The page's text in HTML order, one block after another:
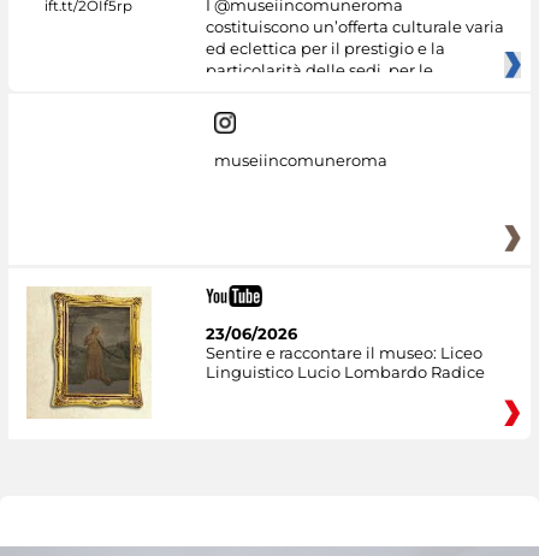
I @museiincomuneroma
costituiscono un’offerta culturale varia
ed eclettica per il prestigio e la
particolarità delle sedi, per le
museiincomuneroma
23/06/2026
Sentire e raccontare il museo: Liceo
Linguistico Lucio Lombardo Radice